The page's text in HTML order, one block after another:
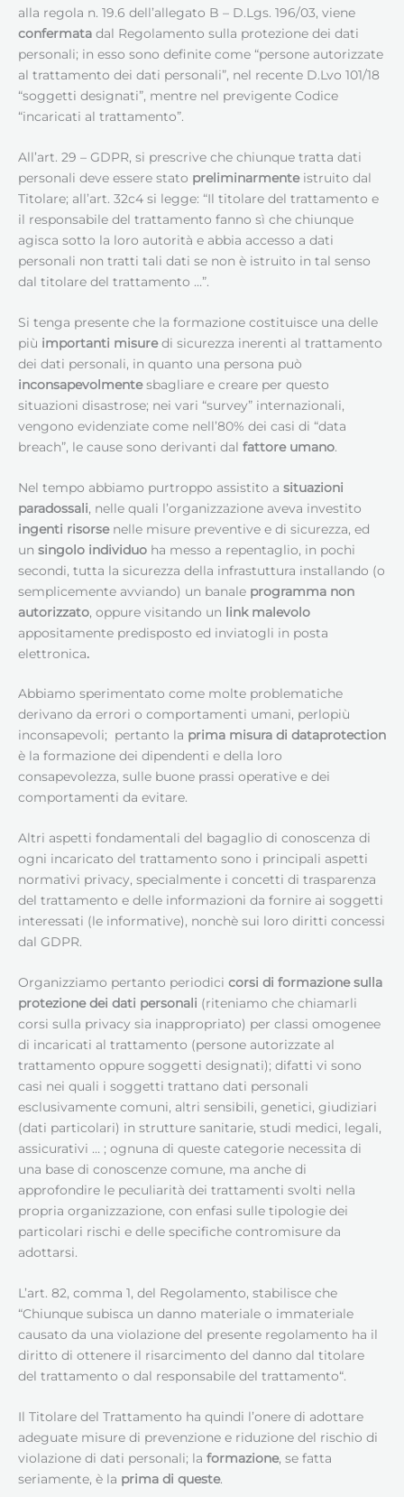
alla regola n. 19.6 dell’allegato B – D.Lgs. 196/03, viene
confermata dal Regolamento sulla protezione dei dati
personali; in esso sono definite come “persone autorizzate
al trattamento dei dati personali”, nel recente D.Lvo 101/18
“soggetti designati”, mentre nel previgente Codice
“incaricati al trattamento”.
All’art. 29 – GDPR, si prescrive che chiunque tratta dati
personali deve essere stato preliminarmenteistruito dal
Titolare; all’art. 32c4 si legge: “Il titolare del trattamento e
il responsabile del trattamento fanno sì che chiunque
agisca sotto la loro autorità e abbia accesso a dati
personali non tratti tali dati se non è istruito in tal senso
dal titolare del trattamento …”.
Si tenga presente che la formazione costituisce una delle
più importanti misuredi sicurezza inerenti al trattamento
dei dati personali, in quanto una persona può
inconsapevolmentesbagliare e creare per questo
situazioni disastrose; nei vari “survey” internazionali,
vengono evidenziate come nell’80% dei casi di “data
breach”, le cause sono derivanti dal fattore umano.
Nel tempo abbiamo purtroppo assistito a situazioni
paradossali, nelle quali l’organizzazione aveva investito
ingenti risorsenelle misure preventive e di sicurezza, ed
un singolo individuo ha messo a repentaglio, in pochi
secondi, tutta la sicurezza della infrastuttura installando (o
semplicemente avviando) un banale programma non
autorizzato, oppure visitando un link malevolo
appositamente predisposto ed inviatogli in posta
elettronica.
Abbiamo sperimentato come molte problematiche
derivano da errori o comportamenti umani, perlopiù
inconsapevoli; pertanto la prima misura di dataprotection
è la formazione dei dipendenti e della loro
consapevolezza, sulle buone prassi operative e dei
comportamenti da evitare.
Altri aspetti fondamentali del bagaglio di conoscenza di
ogni incaricato del trattamento sono i principali aspetti
normativi privacy, specialmente i concetti di trasparenza
del trattamento e delle informazioni da fornire ai soggetti
interessati (le informative), nonchè sui loro diritti concessi
dal GDPR.
Organizziamo pertanto periodici corsi di formazione sulla
protezione dei dati personali (riteniamo che chiamarli
corsi sulla privacy sia inappropriato) per classi omogenee
di incaricati al trattamento (persone autorizzate al
trattamento oppure soggetti designati); difatti vi sono
casi nei quali i soggetti trattano dati personali
esclusivamente comuni, altri sensibili, genetici, giudiziari
(dati particolari) in strutture sanitarie, studi medici, legali,
assicurativi … ; ognuna di queste categorie necessita di
una base di conoscenze comune, ma anche di
approfondire le peculiarità dei trattamenti svolti nella
propria organizzazione, con enfasi sulle tipologie dei
particolari rischi e delle specifiche contromisure da
adottarsi.
L’art. 82, comma 1, del Regolamento, stabilisce che
“Chiunque subisca un danno materiale o immateriale
causato da una violazione del presente regolamento ha il
diritto di ottenere il risarcimento del danno dal titolare
del trattamento o dal responsabile del trattamento“.
Il Titolare del Trattamento ha quindi l’onere di adottare
adeguate misure di prevenzione e riduzione del rischio di
violazione di dati personali; la formazione, se fatta
seriamente, è la prima di queste.